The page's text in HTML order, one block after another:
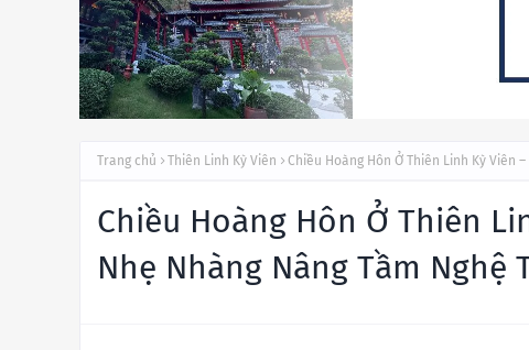
Trang chủ Thiên Linh Kỳ Viên Chiều Hoàng Hôn Ở Thiên Linh Kỳ Viên
Chiều Hoàng Hôn Ở Thiên
Nhẹ Nhàng Nâng Tầm Nghệ